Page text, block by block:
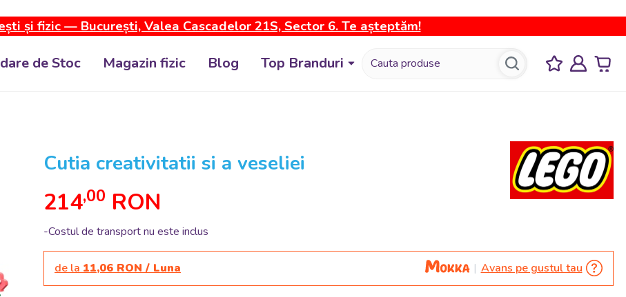
și fizic — București, Valea Cascadelor 21S, Sector 6. Te așteptăm!
de Stoc Magazin fizic Blog Top Branduri
Cutia creativitatii si a veseliei
214,00 RON
-Costul de transport nu este inclus
de la 11,06 RON / Luna Avans pe gustul tau